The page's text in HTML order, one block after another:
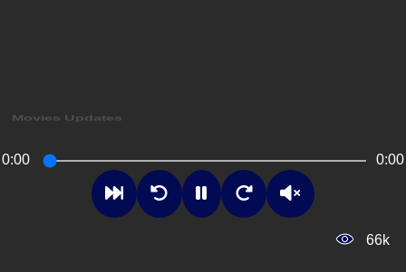
Movies Updates
0:00 0:00
66k